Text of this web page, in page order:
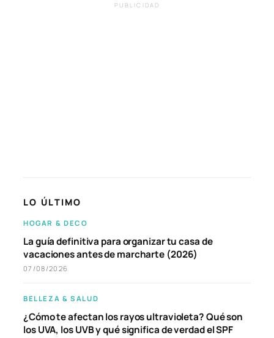
PUBLICIDAD
LO ÚLTIMO
HOGAR & DECO
La guía definitiva para organizar tu casa de
vacaciones antes de marcharte (2026)
07/08/2026
BELLEZA & SALUD
¿Cómo te afectan los rayos ultravioleta? Qué son
los UVA, los UVB y qué significa de verdad el SPF